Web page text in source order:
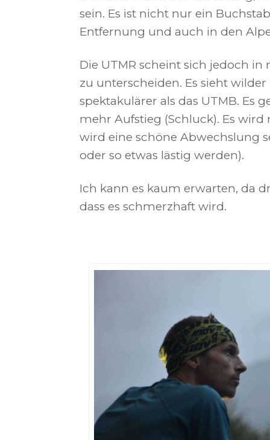
sein. Es ist nicht nur ein
Entfernung und auch in den
Die UTMR scheint sich jedoch
zu unterscheiden. Es sieht
spektakulärer als das UTMB. Es
mehr Aufstieg (Schluck). Es
wird eine schöne Abwechslung
oder so etwas lästig werden).
Ich kann es kaum erwarten, da
dass es schmerzhaft wird.